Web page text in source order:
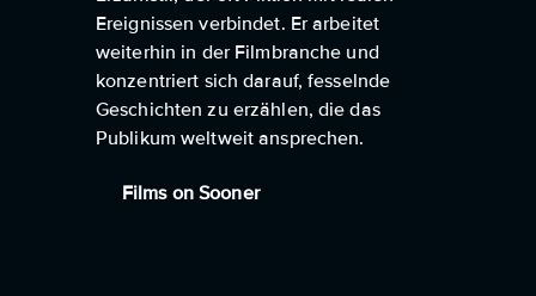
Ereignissen verbindet. Er arbeitet
weiterhin in der Filmbranche und
konzentriert sich darauf, fesselnde
Geschichten zu erzählen, die das
Publikum weltweit ansprechen.
Films on Sooner